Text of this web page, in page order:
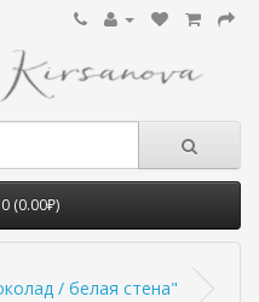
(0.00₽)
/ белая стена"